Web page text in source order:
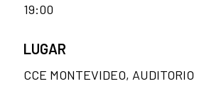
19:00
LUGAR
CCE MONTEVIDEO, AUDITORIO